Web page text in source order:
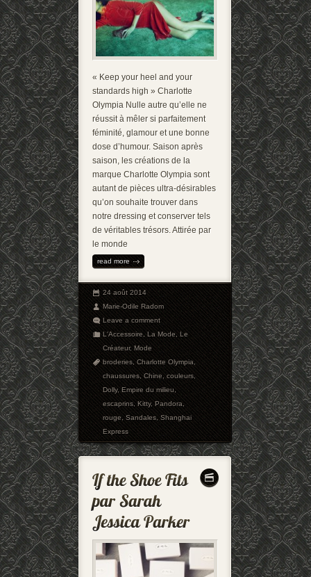
« Keep your heel and your
standards high » Charlotte
Olympia Nulle autre qu’elle ne
réussit à mêler si parfaitement
féminité, glamour et une bonne
dose d’humour. Saison après
saison, les créations de la
marque Charlotte Olympia sont
autant de pièces ultra-désirables
qu’on souhaite trouver dans
notre dressing et conserver tels
de véritables trésors. Attirée par
le monde
read more
24 août 2014
Marie-Odile Radom
Leave a comment
L'Accessoire,La Mode,Le
Créateur,Mode
broderies,Charlotte Olympia,
chaussures,Chine,couleurs,
Dolly,Empire du milieu,
escaprins,Kitty,Pandora,
rouge,Sandales,Shanghai
Express